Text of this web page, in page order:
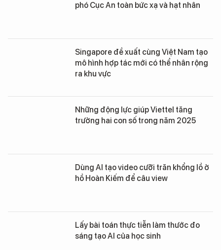
phó Cục An toàn bức xạ và hạt nhân
Singapore đề xuất cùng Việt Nam tạo
mô hình hợp tác mới có thể nhân rộng
ra khu vực
Những động lực giúp Viettel tăng
trưởng hai con số trong năm 2025
Dùng AI tạo video cưỡi trăn khổng lồ ở
hồ Hoàn Kiếm để câu view
Lấy bài toán thực tiễn làm thước đo
sáng tạo AI của học sinh